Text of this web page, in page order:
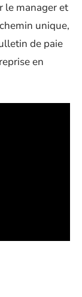
le manager et
unique,
de paie
en